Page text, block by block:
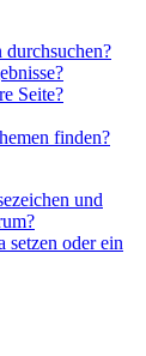
Seite?
finden?
und
setzen oder ein